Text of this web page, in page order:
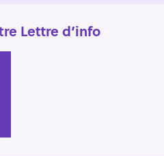
Lettre d’info